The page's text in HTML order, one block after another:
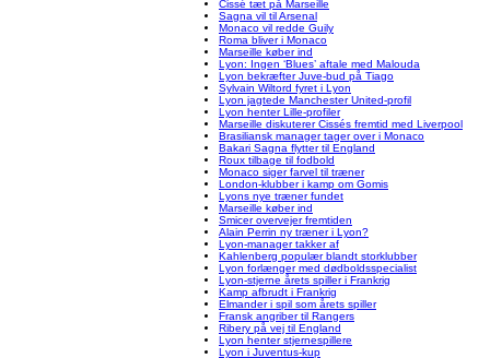
Cissé tæt på Marseille
Sagna vil til Arsenal
Monaco vil redde Guily
Roma bliver i Monaco
Marseille køber ind
Lyon: Ingen ‘Blues’ aftale med Malouda
Lyon bekræfter Juve-bud på Tiago
Sylvain Wiltord fyret i Lyon
Lyon jagtede Manchester United-profil
Lyon henter Lille-profiler
Marseille diskuterer Cissés fremtid med Liverpool
Brasiliansk manager tager over i Monaco
Bakari Sagna flytter til England
Roux tilbage til fodbold
Monaco siger farvel til træner
London-klubber i kamp om Gomis
Lyons nye træner fundet
Marseille køber ind
Smicer overvejer fremtiden
Alain Perrin ny træner i Lyon?
Lyon-manager takker af
Kahlenberg populær blandt storklubber
Lyon forlænger med dødboldsspecialist
Lyon-stjerne årets spiller i Frankrig
Kamp afbrudt i Frankrig
Elmander i spil som årets spiller
Fransk angriber til Rangers
Ribery på vej til England
Lyon henter stjernespillere
Lyon i Juventus-kup